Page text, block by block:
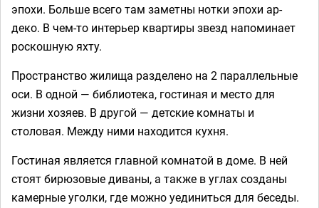
эпохи. Больше всего там заметны нотки эпохи ар-
деко. В чем-то интерьер квартиры звезд напоминает
роскошную яхту.
Пространство жилища разделено на 2 параллельные
оси. В одной — библиотека, гостиная и место для
жизни хозяев. В другой — детские комнаты и
столовая. Между ними находится кухня.
Гостиная является главной комнатой в доме. В ней
стоят бирюзовые диваны, а также в углах созданы
камерные уголки, где можно уединиться для беседы.